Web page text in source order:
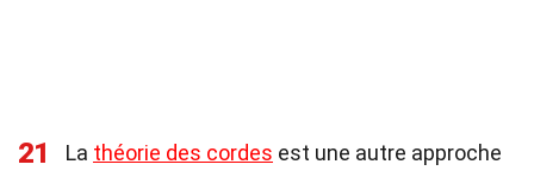
21 La théorie des cordes est une autre approche